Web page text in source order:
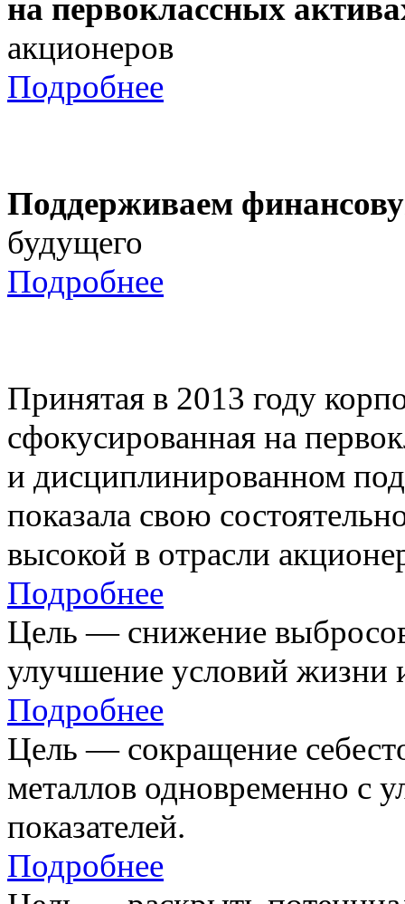
на первоклассных
акционеров
Подробнее
Поддерживаем
будущего
Подробнее
Принятая в 2013 году
сфокусированная на
и дисциплинированном
показала свою
высокой в отрасли
Подробнее
Цель — снижение
улучшение условий жизни
Подробнее
Цель — сокращение
металлов одновременно с
показателей.
Подробнее